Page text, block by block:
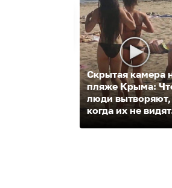
Скрытая камера
пляже Крыма:
люди вытворяют,
когда их не